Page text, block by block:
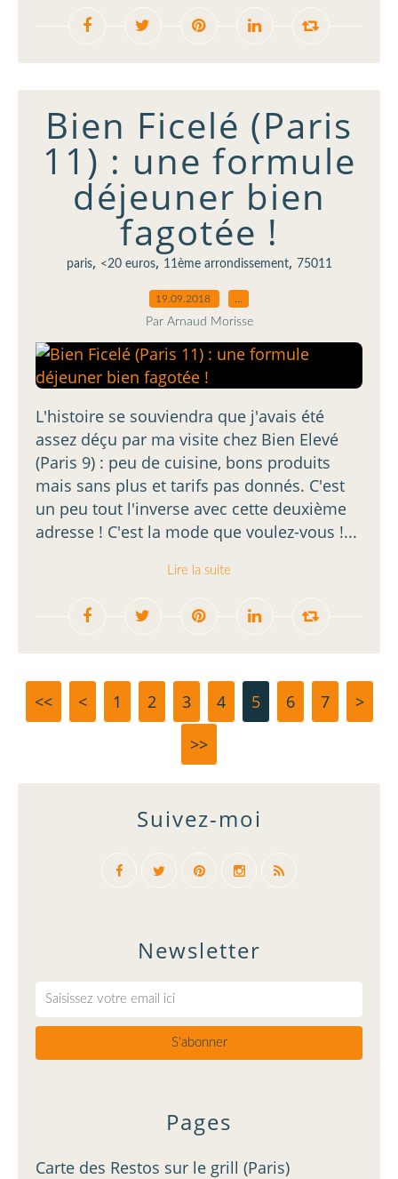
Bien Ficelé (Paris
11) : une formule
déjeuner bien
fagotée !
paris, <20 euros,11ème arrondissement, 75011
19.09.2018
Par Arnaud Morisse
L'histoire se souviendra que j'avais été
assez déçu par ma visite chez Bien Elevé
(Paris 9) : peu de cuisine, bons produits
mais sans plus et tarifs pas donnés. C'est
un peu tout l'inverse avec cette deuxième
adresse ! C'est la mode que voulez-vous !...
Lire la suite
<< < 1 2 3 4 5 6 7
>
>>
Newsletter
Pages
Carte des Restos sur le grill (Paris)
Suivez-moi